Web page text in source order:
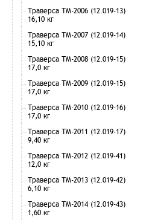
Траверса ТМ-2006 (12.019-13)
16,10 кг
Траверса ТМ-2007 (12.019-14)
15,10 кг
Траверса ТМ-2008 (12.019-15)
17,0 кг
Траверса ТМ-2009 (12.019-15)
17,0 кг
Траверса ТМ-2010 (12.019-16)
17,0 кг
Траверса ТМ-2011 (12.019-17)
9,40 кг
Траверса ТМ-2012 (12.019-41)
12,0 кг
Траверса ТМ-2013 (12.019-42)
6,10 кг
Траверса ТМ-2014 (12.019-43)
1,60 кг